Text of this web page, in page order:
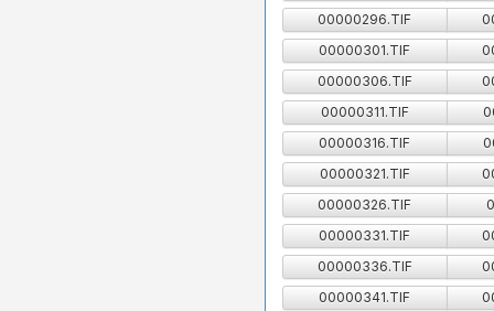
00000296.TIF
00000301.TIF
00000306.TIF
00000311.TIF
00000316.TIF
00000321.TIF
00000326.TIF
00000331.TIF
00000336.TIF
00000341.TIF